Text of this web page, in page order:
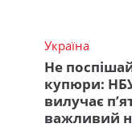
Україна
Не
купюри:
вилучає
важливий